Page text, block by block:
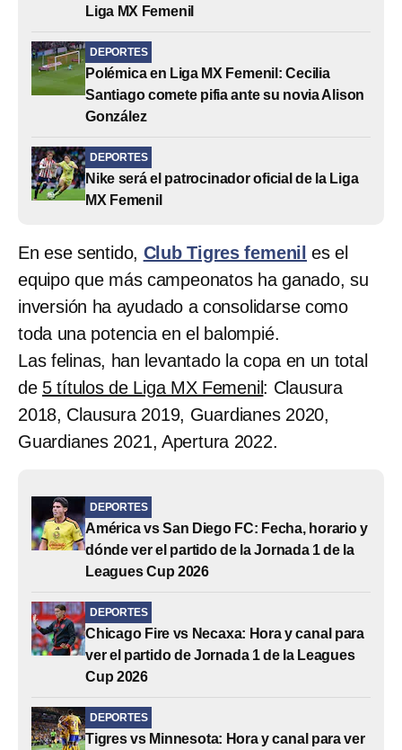
Liga MX Femenil
DEPORTES
Polémica en Liga MX Femenil: Cecilia
Santiago comete pifia ante su novia Alison
González
DEPORTES
Nike será el patrocinador oficial de la Liga
MX Femenil
En ese sentido, Club Tigres femenil es el
equipo que más campeonatos ha ganado, su
inversión ha ayudado a consolidarse como
toda una potencia en el balompié.
Las felinas, han levantado la copa en un total
de 5 títulos de Liga MX Femenil : Clausura
2018, Clausura 2019, Guardianes 2020,
Guardianes 2021, Apertura 2022.
DEPORTES
América vs San Diego FC: Fecha, horario y
dónde ver el partido de la Jornada 1 de la
Leagues Cup 2026
DEPORTES
Chicago Fire vs Necaxa: Hora y canal para
ver el partido de Jornada 1 de la Leagues
Cup 2026
DEPORTES
Tigres vs Minnesota: Hora y canal para ver